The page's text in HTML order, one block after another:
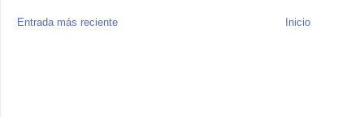
Entrada más reciente Inicio